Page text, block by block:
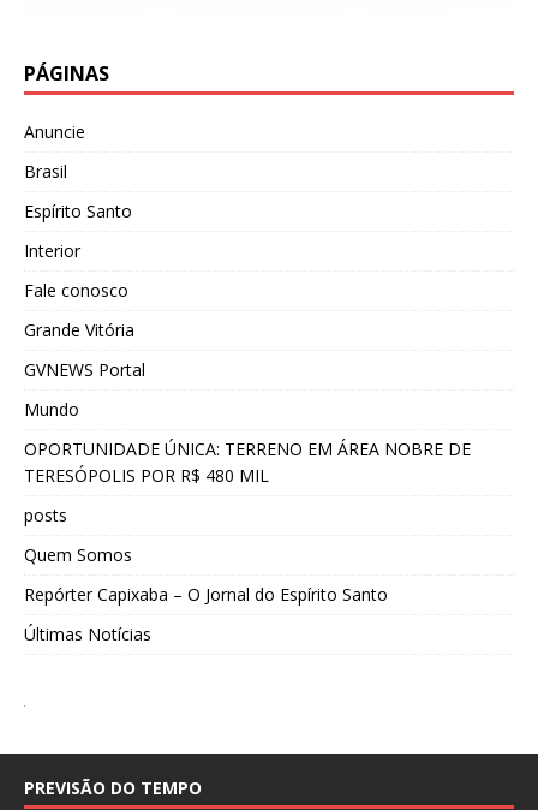
PÁGINAS
Anuncie
Brasil
Espírito Santo
Interior
Fale conosco
Grande Vitória
GVNEWS Portal
Mundo
OPORTUNIDADE ÚNICA: TERRENO EM ÁREA NOBRE DE
TERESÓPOLIS POR R$ 480 MIL
posts
Quem Somos
Repórter Capixaba – O Jornal do Espírito Santo
Últimas Notícias
PREVISÃO DO TEMPO